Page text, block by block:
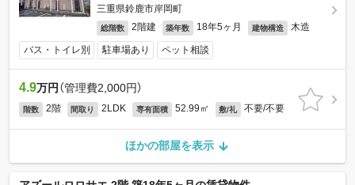
三重県鈴鹿市岸岡町
総階数 2階建 築年数 18年5ヶ月 建物構造 木造
バス・トイレ別 駐車場あり ペット相談
4.9万円 （管理費2,000円）
階数 2階 間取り 2LDK 専有面積 52.99㎡ 敷/礼 不要/不要
ほかの部屋を表示